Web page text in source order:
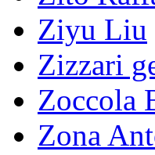
Ziyu Liu
Zizzari
Zoccola
Zona